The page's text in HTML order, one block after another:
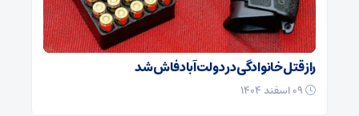
راز قتل خانوادگی در دولت‌آباد فاش شد